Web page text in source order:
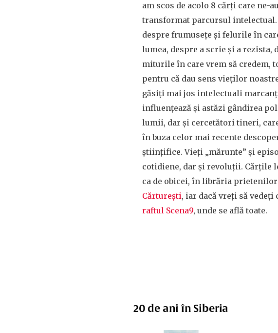
am scos de acolo 8 cărți care ne-au
transformat parcursul intelectual.
despre frumusețe și felurile în
lumea, despre a scrie și a rezista,
miturile în care vrem să credem,
pentru că dau sens vieților
găsiți mai jos intelectuali
influențează și astăzi gândirea
lumii, dar și cercetători tineri,
în buza celor mai recente
științifice. Vieți „mărunte” și
cotidiene, dar și revoluții. Cărțile
ca de obicei, în librăria prietenilor
Cărturești, iar dacă vreți să
raftul Scena9, unde se află toate.
20 de ani în Siberia